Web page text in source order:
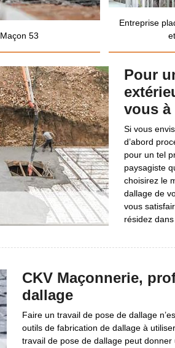
Maçon 53
Entreprise
Pour
vous à
Si vous
d’abord
pour un tel
paysagiste
choisirez le
dallage de
vous
résidez
CKV Maçonnerie,
dallage
Faire un travail de pose de dallage
outils de fabrication de dallage à
travail de pose de dallage peut